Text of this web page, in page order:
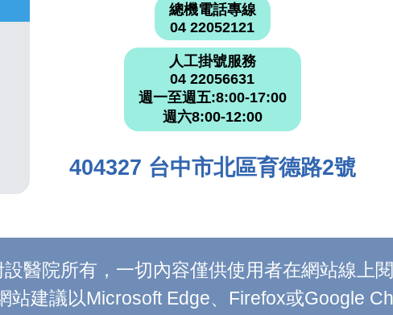
總機電話專線
04 22052121
人工掛號服務
04 22056631
週一至週五:8:00-17:00
週六8:00-12:00
404327 台中市北區育德路2號
醫院所有，一切內容僅供使用者在網站線上
站建議以Microsoft Edge、Firefox或Google